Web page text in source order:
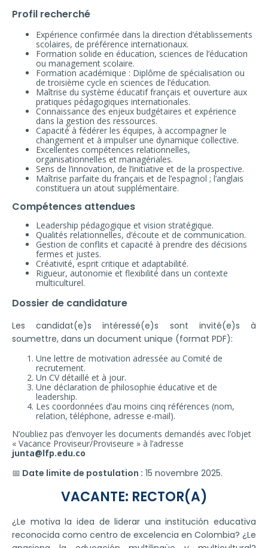
Profil recherché
Expérience confirmée dans la direction d’établissements
scolaires, de préférence internationaux.
Formation solide en éducation, sciences de l’éducation
ou management scolaire.
Formation académique : Diplôme de spécialisation ou
de troisième cycle en sciences de l’éducation.
Maîtrise du système éducatif français et ouverture aux
pratiques pédagogiques internationales.
Connaissance des enjeux budgétaires et expérience
dans la gestion des ressources.
Capacité à fédérer les équipes, à accompagner le
changement et à impulser une dynamique collective.
Excellentes compétences relationnelles,
organisationnelles et managériales.
Sens de l’innovation, de l’initiative et de la prospective.
Maîtrise parfaite du français et de l’espagnol ; l’anglais
constituera un atout supplémentaire.
Compétences attendues
Leadership pédagogique et vision stratégique.
Qualités relationnelles, d’écoute et de communication.
Gestion de conflits et capacité à prendre des décisions
fermes et justes.
Créativité, esprit critique et adaptabilité.
Rigueur, autonomie et flexibilité dans un contexte
multiculturel.
Dossier de candidature
Les candidat(e)s intéressé(e)s sont invité(e)s à
soumettre, dans un document unique (format PDF):
Une lettre de motivation adressée au Comité de
recrutement.
Un CV détaillé et à jour.
Une déclaration de philosophie éducative et de
leadership.
Les coordonnées d’au moins cinq références (nom,
relation, téléphone, adresse e-mail).
N’oubliez pas d’envoyer les documents demandés avec l’objet
« Vacance Proviseur/Proviseure » à l’adresse
junta@lfp.edu.co
📅 Date limite de postulation : 15 novembre 2025.
VACANTE: RECTOR(A)
¿Le motiva la idea de liderar una institución educativa
reconocida como centro de excelencia en Colombia? ¿Le